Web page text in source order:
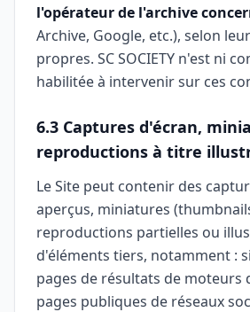
l'opérateur de l'archive
Archive, Google, etc.), selon
propres. SC SOCIETY n'est ni
habilitée à intervenir sur ces
6.3 Captures d'écran,
reproductions à titre
Le Site peut contenir des
aperçus, miniatures
reproductions partielles ou
d'éléments tiers, notamment :
pages de résultats de moteurs
pages publiques de réseaux